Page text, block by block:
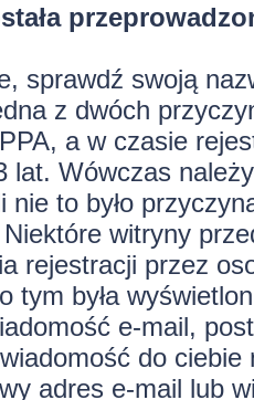
sprawdź swoją
z dwóch
a w czasie
lat. Wówczas
nie to było
witryny
rejestracji przez
tym była
e-mail,
do ciebie
adres e-mail lub